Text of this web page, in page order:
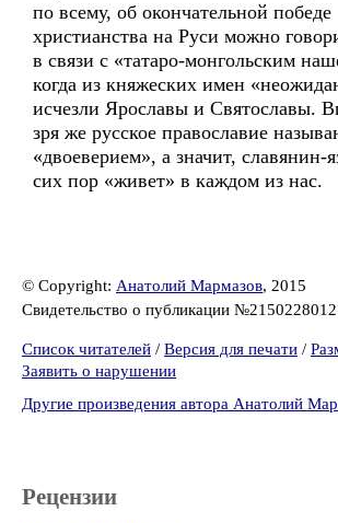
по всему, об окончательной победе
христианства на Руси можно
в связи с «татаро-монгольским
когда из княжеских имен
исчезли Ярославы и Святославы.
зря же русское православие
«двоеверием», а значит, славянин-
сих пор «живет» в каждом из нас.
© Copyright: Анатолий Мармазов, 2015
Свидетельство о публикации
Список читателей / Версия для печати /
Заявить о нарушении
Другие произведения автора Анатолий
Рецензии